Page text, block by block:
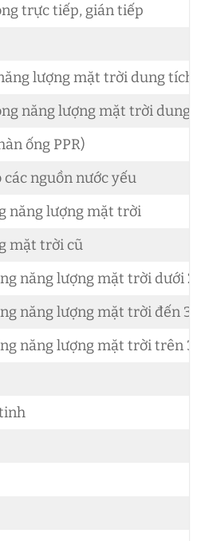
trực tiếp, gián tiếp
lượng mặt trời dung tích
năng lượng mặt trời dung
ống PPR)
nguồn nước yếu
năng lượng mặt trời
mặt trời cũ
năng lượng mặt trời dưới
năng lượng mặt trời đến
năng lượng mặt trời trên